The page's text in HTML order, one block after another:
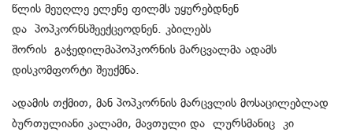
წლის მეუღლე ელენე ფილმს უყურებდნენ
და პოპკორნსშეექცეოდნენ. კბილებს
შორის გაჭედილმაპოპკორნის მარცვალმა ადამს
დისკომფორტი შეუქმნა.
ადამის თქმით, მან პოპკორნის მარცვლის მოსაცილებლად
ბურთულიანი კალამი, მავთული და ლურსმანიც კი